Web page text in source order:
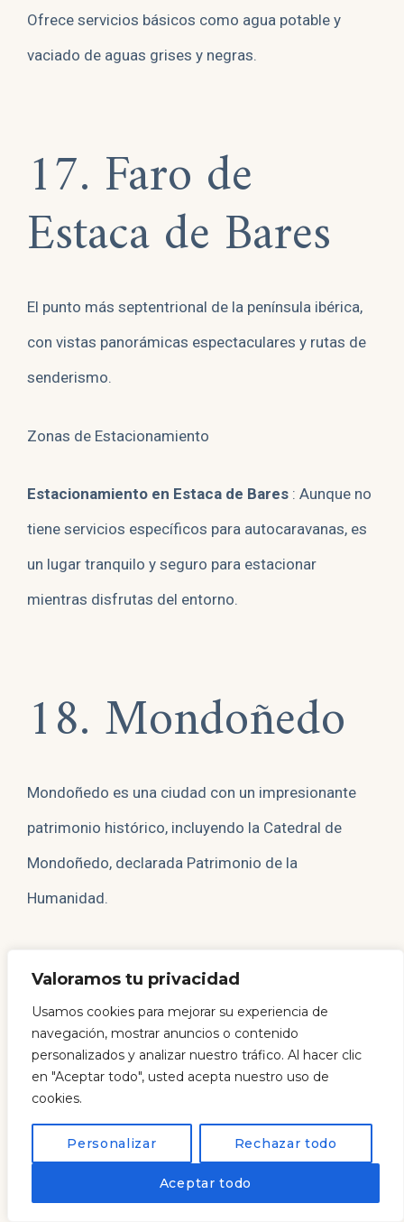
Valoramos tu privacidad
Usamos cookies para mejorar su experiencia de
navegación, mostrar anuncios o contenido
personalizados y analizar nuestro tráfico. Al hacer clic
en "Aceptar todo", usted acepta nuestro uso de
cookies.
Personalizar Rechazar todo
Aceptar todo
Ofrece servicios básicos como agua potable y
vaciado de aguas grises y negras.
17. Faro de
Estaca de Bares
El punto más septentrional de la península ibérica,
con vistas panorámicas espectaculares y rutas de
senderismo.
Zonas de Estacionamiento
Estacionamiento en Estaca de Bares : Aunque no
tiene servicios específicos para autocaravanas, es
un lugar tranquilo y seguro para estacionar
mientras disfrutas del entorno.
18. Mondoñedo
Mondoñedo es una ciudad con un impresionante
patrimonio histórico, incluyendo la Catedral de
Mondoñedo, declarada Patrimonio de la
Humanidad.
Área de Autocaravanas de Mondoñedo: Ofrece
servicios completos incluyendo electricidad, agua
potable y vaciado de aguas grises y negras. Está
ubicado cerca del centro histórico.